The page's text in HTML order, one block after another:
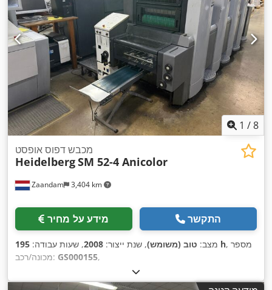
1 /8
Zaandam 3,404 km
מכבש דפוס אופסט
HeidelbergSM 52-4 Anicolor
מידע על מחיר התקשר
מצב: טוב (משומש), שנת ייצור: 2008, שעות עבודה: 195 h, מספר
מכונה/רכב: GS000155,